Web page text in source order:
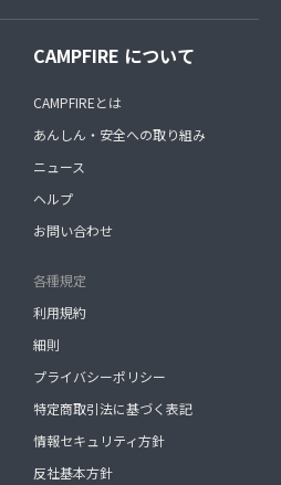
CAMPFIRE について
CAMPFIREとは
あんしん・安全への取り組み
ニュース
ヘルプ
お問い合わせ
各種規定
利用規約
細則
プライバシーポリシー
特定商取引法に基づく表記
情報セキュリティ方針
反社基本方針